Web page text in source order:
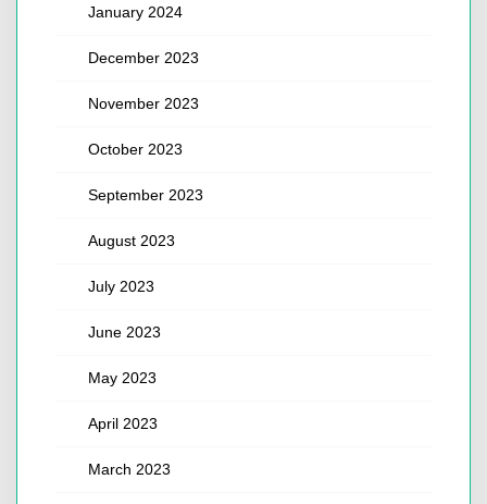
January 2024
December 2023
November 2023
October 2023
September 2023
August 2023
July 2023
June 2023
May 2023
April 2023
March 2023